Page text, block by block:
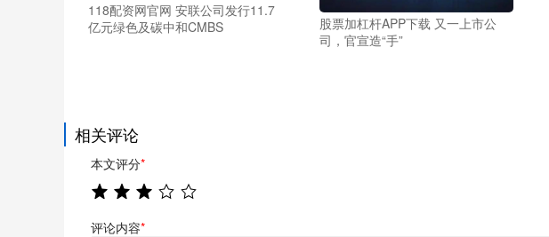
118配资网官网 安联公司发行11.7
亿元绿色及碳中和CMBS
股票加杠杆APP下载 又一上市公
司，官宣造“手”
相关评论
本文评分*
评论内容*